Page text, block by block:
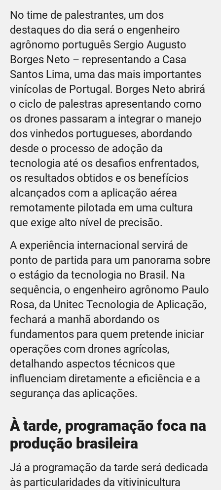
No time de palestrantes, um dos
destaques do dia será o engenheiro
agrônomo português Sergio Augusto
Borges Neto – representando a Casa
Santos Lima, uma das mais importantes
vinícolas de Portugal. Borges Neto abrirá
o ciclo de palestras apresentando como
os drones passaram a integrar o manejo
dos vinhedos portugueses, abordando
desde o processo de adoção da
tecnologia até os desafios enfrentados,
os resultados obtidos e os benefícios
alcançados com a aplicação aérea
remotamente pilotada em uma cultura
que exige alto nível de precisão.
A experiência internacional servirá de
ponto de partida para um panorama sobre
o estágio da tecnologia no Brasil. Na
sequência, o engenheiro agrônomo Paulo
Rosa, da Unitec Tecnologia de Aplicação,
fechará a manhã abordando os
fundamentos para quem pretende iniciar
operações com drones agrícolas,
detalhando aspectos técnicos que
influenciam diretamente a eficiência e a
segurança das aplicações.
À tarde, programação foca na
produção brasileira
Já a programação da tarde será dedicada
às particularidades da vitivinicultura